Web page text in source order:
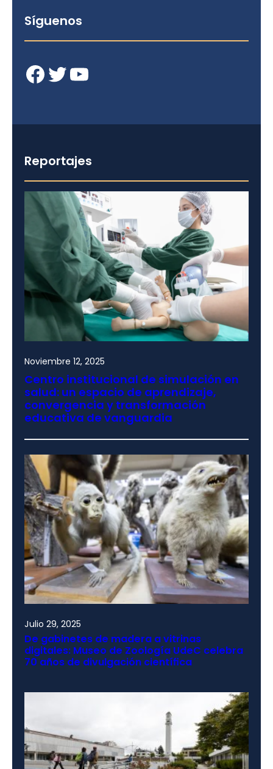
Síguenos
Facebook Twitter YouTube
Reportajes
Noviembre 12, 2025
Centro institucional de simulación en
salud: un espacio de aprendizaje,
convergencia y transformación
educativa de vanguardia
Julio 29, 2025
De gabinetes de madera a vitrinas
digitales: Museo de Zoología UdeC celebra
70 años de divulgación científica